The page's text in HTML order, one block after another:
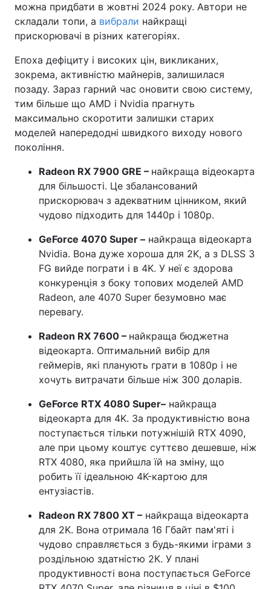
можна придбати в жовтні 2024 року. Автори не
складали топи, а вибрали найкращі
прискорювачі в різних категоріях.
Епоха дефіциту і високих цін, викликаних,
зокрема, активністю майнерів, залишилася
позаду. Зараз гарний час оновити свою систему,
тим більше що AMD і Nvidia прагнуть
максимально скоротити залишки старих
моделей напередодні швидкого виходу нового
покоління.
Radeon RX 7900 GRE – найкраща відеокарта
для більшості. Це збалансований
прискорювач з адекватним цінником, який
чудово підходить для 1440p і 1080p.
GeForce 4070 Super – найкраща відеокарта
Nvidia. Вона дуже хороша для 2K, а з DLSS 3
FG вийде пограти і в 4K. У неї є здорова
конкуренція з боку топових моделей AMD
Radeon, але 4070 Super безумовно має
перевагу.
Radeon RX 7600 – найкраща бюджетна
відеокарта. Оптимальний вибір для
геймерів, які планують грати в 1080p і не
хочуть витрачати більше ніж 300 доларів.
GeForce RTX 4080 Super– найкраща
відеокарта для 4K. За продуктивністю вона
поступається тільки потужнішій RTX 4090,
але при цьому коштує суттєво дешевше, ніж
RTX 4080, яка прийшла їй на зміну, що
робить її ідеальною 4K-картою для
ентузіастів.
Radeon RX 7800 XT – найкраща відеокарта
для 2K. Вона отримала 16 Гбайт пам'яті і
чудово справляється з будь-якими іграми з
роздільною здатністю 2К. У плані
продуктивності вона поступається GeForce